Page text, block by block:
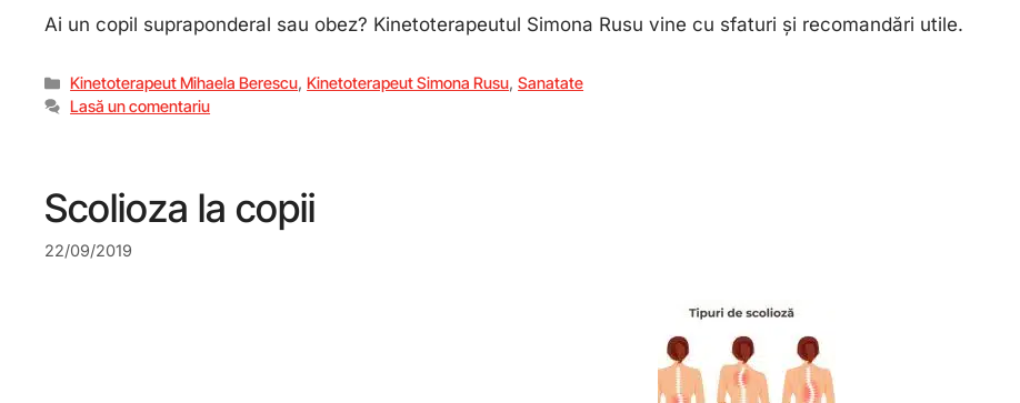
Ai un copil supraponderal sau obez? Kinetoterapeutul Simona Rusu vine cu sfaturi și recomandări utile.
Kinetoterapeut Mihaela Berescu,Kinetoterapeut Simona Rusu,Sanatate
Lasă un comentariu
Scolioza la copii
22/09/2019